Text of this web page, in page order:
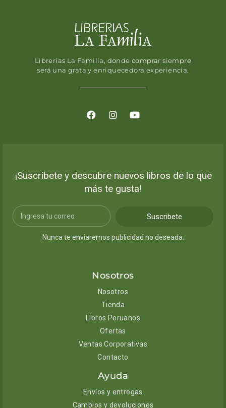
Librerias La Familia, donde comprar siempre
será una grata y enriquecedora experiencia.
¡Suscríbete y descubre nuevos libros de lo que
más te gusta!
Suscribete
Nunca te enviaremos publicidad no deseada.
Nosotros
Nosotros
Tienda
Libros Peruanos
Ofertas
Ventas Corporativas
Contacto
Ayuda
Envíos y entregas
Cambios y devoluciones